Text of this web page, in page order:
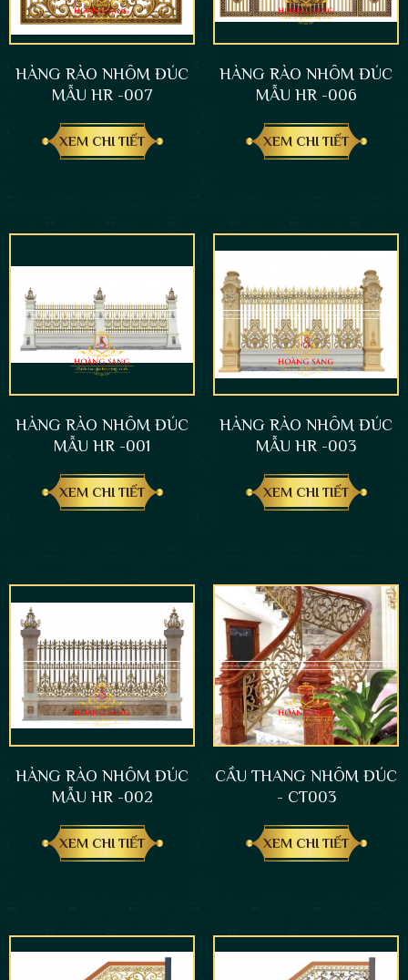
HÀNG RÀO NHÔM ĐÚC
MẪU HR -007
XEM CHI TIẾT
HÀNG RÀO NHÔM ĐÚC
MẪU HR -006
XEM CHI TIẾT
HÀNG RÀO NHÔM ĐÚC
MẪU HR -001
XEM CHI TIẾT
HÀNG RÀO NHÔM ĐÚC
MẪU HR -003
XEM CHI TIẾT
HÀNG RÀO NHÔM ĐÚC
MẪU HR -002
XEM CHI TIẾT
CẦU THANG NHÔM ĐÚC
- CT003
XEM CHI TIẾT